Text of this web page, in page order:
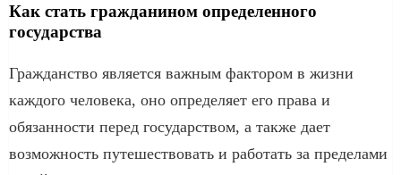
Как стать гражданином определенного
государства
Гражданство является важным фактором в жизни
каждого человека, оно определяет его права и
обязанности перед государством, а также дает
возможность путешествовать и работать за пределами